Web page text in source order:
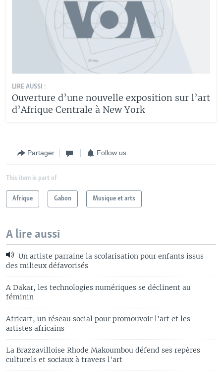
LIRE AUSSI :
Ouverture d’une nouvelle exposition sur l’art
d’Afrique Centrale à New York
Partager Follow us
This item is part of
Afrique Gabon Musique et arts
A lire aussi
Un artiste parraine la scolarisation pour enfants issus
des milieux défavorisés
A Dakar, les technologies numériques se déclinent au
féminin
Africart, un réseau social pour promouvoir l'art et les
artistes africains
La Brazzavilloise Rhode Makoumbou défend ses repères
culturels et sociaux à travers l'art